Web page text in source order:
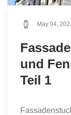
May 04,
und
Teil 1